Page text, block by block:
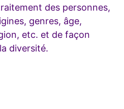
des personnes,
genres, âge,
etc. et de façon
diversité.